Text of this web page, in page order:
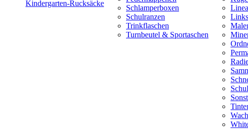
Kindergarten-Rucksäcke
Schlamperboxen
Schulranzen
Trinkflaschen
Turnbeutel & Sportaschen